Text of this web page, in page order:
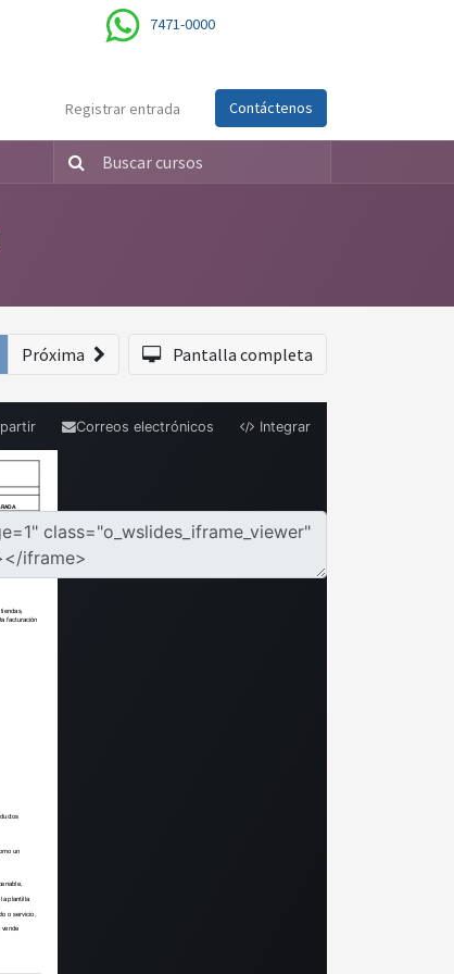
7471-0000
Registrar entrada Contáctenos
Próxima Pantalla completa